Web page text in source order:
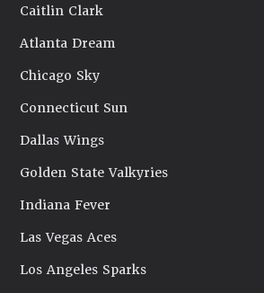
Caitlin Clark
Atlanta Dream
Chicago Sky
Connecticut Sun
Dallas Wings
Golden State Valkyries
Indiana Fever
Las Vegas Aces
Los Angeles Sparks